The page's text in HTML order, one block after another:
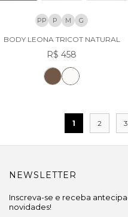
PP P M G
BODY LEONA TRICOT NATURAL
R$ 458
1 2 3
NEWSLETTER
Inscreva-se e receba
novidades!